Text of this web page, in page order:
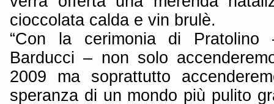
cioccolata calda e vin brulè.
“Con la cerimonia di
Barducci – non solo
2009 ma soprattutto
speranza di un mondo più pulito